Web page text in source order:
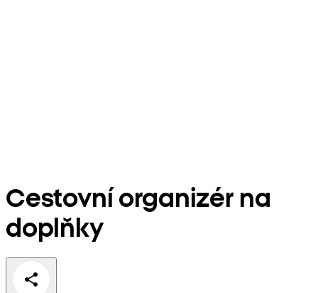
Cestovní organizér na
doplňky